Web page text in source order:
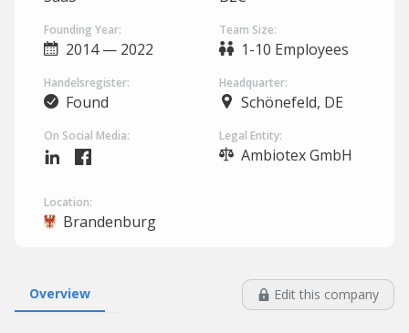
Founding Year:
2014 — 2022
Team Size:
1-10 Employees
Handelsregister:
Found
Headquarter:
Schönefeld, DE
On Social Media: Legal Entity:
Ambiotex GmbH
Location:
Brandenburg
Overview Edit this company